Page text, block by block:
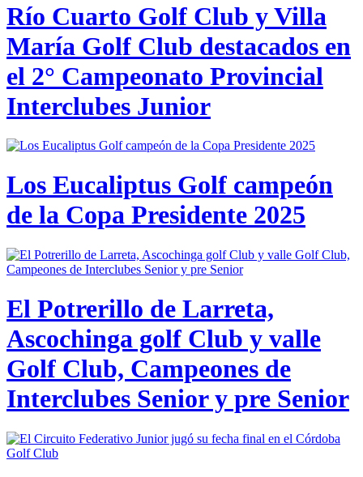
Río Cuarto Golf Club y Villa
María Golf Club destacados en
el 2° Campeonato Provincial
Interclubes Junior
Los Eucaliptus Golf campeón
de la Copa Presidente 2025
El Potrerillo de Larreta,
Ascochinga golf Club y valle
Golf Club, Campeones de
Interclubes Senior y pre Senior